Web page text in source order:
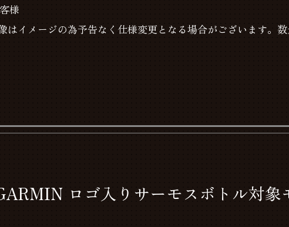
様
はイメージの為予告なく仕様変更となる場合がございます。
ロゴ入りサーモスボトル対象